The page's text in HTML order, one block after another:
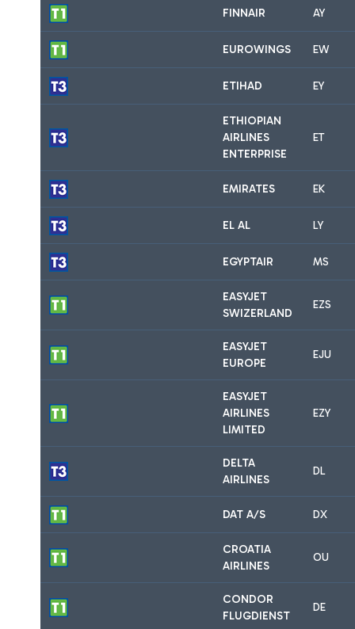
FINNAIR AY
EUROWINGS EW
ETIHAD EY
ETHIOPIAN
AIRLINES
ENTERPRISE
ET
EMIRATES EK
EL AL LY
EGYPTAIR MS
EASYJET
SWIZERLAND
EZS
EASYJET
EUROPE
EJU
EASYJET
AIRLINES
LIMITED
EZY
DELTA
AIRLINES
DL
DAT A/S DX
CROATIA
AIRLINES
OU
CONDOR
FLUGDIENST
DE